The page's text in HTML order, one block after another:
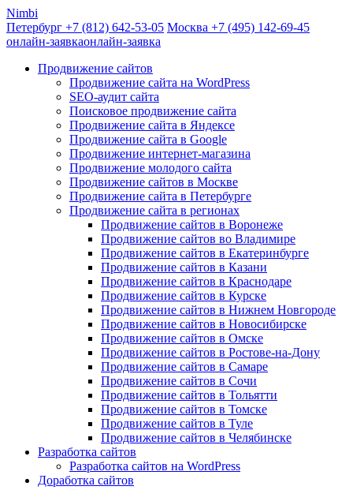
Nimbi
Петербург +7 (812) 642-53-05 Москва +7 (495) 142-69-45
онлайн-заявкаонлайн-заявка
Продвижение сайтов
Продвижение сайта на WordPress
SEO-аудит сайта
Поисковое продвижение сайта
Продвижение сайта в Яндексе
Продвижение сайта в Google
Продвижение интернет-магазина
Продвижение молодого сайта
Продвижение сайтов в Москве
Продвижение сайта в Петербурге
Продвижение сайта в регионах
Продвижение сайтов в Воронеже
Продвижение сайтов во Владимире
Продвижение сайтов в Екатеринбурге
Продвижение сайтов в Казани
Продвижение сайтов в Краснодаре
Продвижение сайтов в Курске
Продвижение сайтов в Нижнем Новгороде
Продвижение сайтов в Новосибирске
Продвижение сайтов в Омске
Продвижение сайтов в Ростове-на-Дону
Продвижение сайтов в Самаре
Продвижение сайтов в Сочи
Продвижение сайтов в Тольятти
Продвижение сайтов в Томске
Продвижение сайтов в Туле
Продвижение сайтов в Челябинске
Разработка сайтов
Разработка сайтов на WordPress
Доработка сайтов